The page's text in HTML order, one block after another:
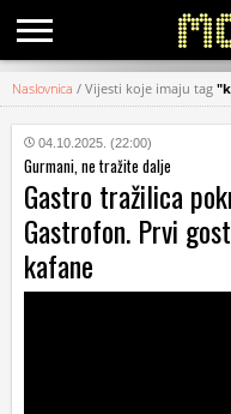
KATEGORIJE
HRVATSKI
WEB
Naslovnica / Vijesti koje imaju tag
04.10.2025. (22:00)
Gurmani, ne tražite dalje
Gastro tražilica
Gastrofon. Prvi
kafane